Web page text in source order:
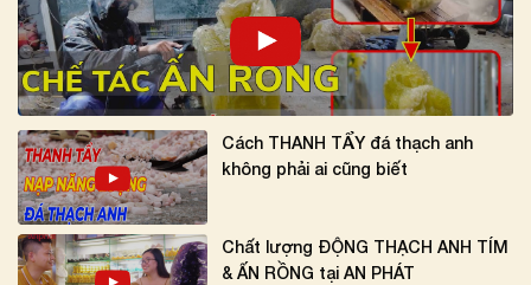
Cách THANH TẨY đá thạch anh
không phải ai cũng biết
Chất lượng ĐỘNG THẠCH ANH TÍM
& ẤN RỒNG tại AN PHÁT